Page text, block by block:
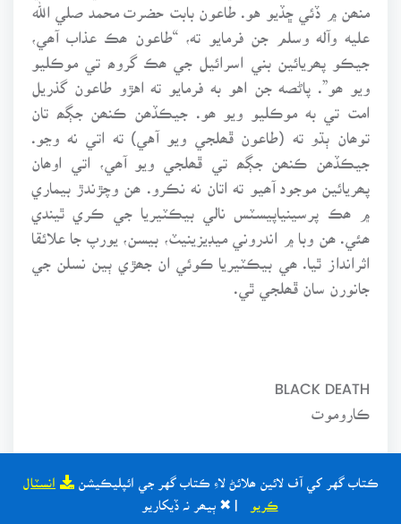
ڪتاب گهر کي آف لائين ھلائڻ لاءِ ڪتاب گهر جي ائپليڪيشن انسٽال
| ✖ ٻيھر نہ ڏيکاريو
منھن ۾ ڏئي ڇڏيو هو. طاعون بابت حضرت محمد صلي الله
عليه وآله وسلم جن فرمايو ته، “طاعون ھڪ عذاب آھي،
جيڪو پھريائين بني اسرائيل جي ھڪ گروھ تي موڪليو
ويو ھو”. پاڻصه جن اهو به فرمايو ته اهڙو طاعون گذريل
امت تي به موڪليو ويو ھو. جيڪڏھن ڪنھن جڳھ تان
توھان ٻڌو ته (طاعون ڦھلجي ويو آهي) ته اتي نه وڃو.
جيڪڏھن ڪنھن جڳھ تي ڦھلجي ويو آھي، اتي اوھان
پھريائين موجود آھيو ته اتان نه نڪرو. ھن وچڙندڙ بيماري
۾ ھڪ پرسينياپيسٽس نالي بيڪٽيريا جي ڪري ٿيندي
ھئي. ھن وبا ۾ اندروني ميڊيزينيٽ، بيسن، يورپ جا علائقا
اثرانداز ٿيا. ھي بيڪٽيريا ڪوئي ان جھڙي ٻين نسلن جي
جانورن سان ڦھلجي ٿي.
BLACK DEATH
ڪاروموت